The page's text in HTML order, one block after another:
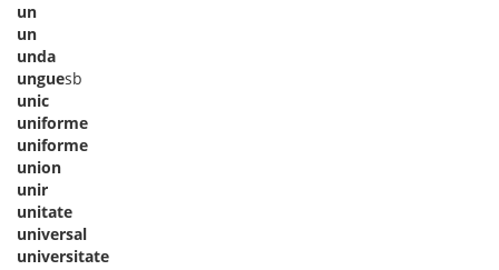
un
un
unda
unguesb
unic
uniforme
uniforme
union
unir
unitate
universal
universitate